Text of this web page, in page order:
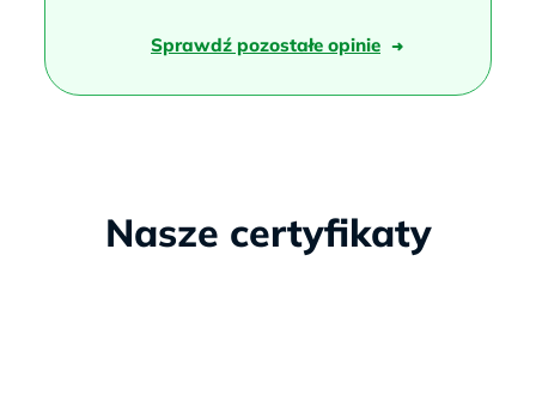
Taki wynik nie wymagał potwierdzenia
zdecydowała się na amniopunkcję.
Sprawdź pozostałe opinie ➜
o
Nasze certyfikaty